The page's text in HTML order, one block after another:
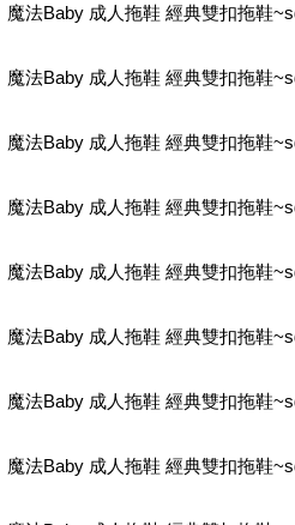
魔法Baby 成人拖鞋 經典雙扣拖鞋
魔法Baby 成人拖鞋 經典雙扣拖鞋
魔法Baby 成人拖鞋 經典雙扣拖鞋
魔法Baby 成人拖鞋 經典雙扣拖鞋
魔法Baby 成人拖鞋 經典雙扣拖鞋
魔法Baby 成人拖鞋 經典雙扣拖鞋
魔法Baby 成人拖鞋 經典雙扣拖鞋
魔法Baby 成人拖鞋 經典雙扣拖鞋